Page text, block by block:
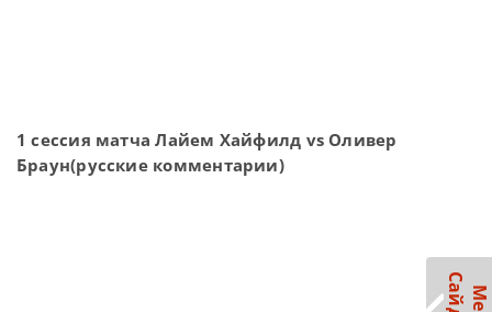
1 сессия матча Лайем Хайфилд vs Оливер
Браун(русские комментарии)